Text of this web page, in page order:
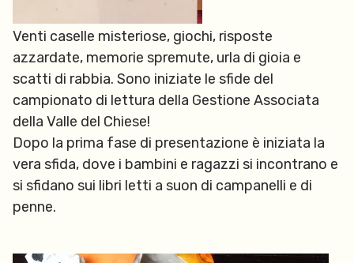
Venti caselle misteriose, giochi, risposte
azzardate, memorie spremute, urla di gioia e
scatti di rabbia. Sono iniziate le sfide del
campionato di lettura della Gestione Associata
della Valle del Chiese!
Dopo la prima fase di presentazione è iniziata la
vera sfida, dove i bambini e ragazzi si incontrano e
si sfidano sui libri letti a suon di campanelli e di
penne.